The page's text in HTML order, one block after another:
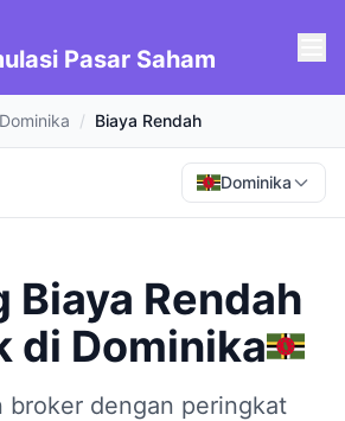
Pasar Saham
Dominika / Biaya Rendah
Dominika
Biaya Rendah
di Dominika
broker dengan peringkat